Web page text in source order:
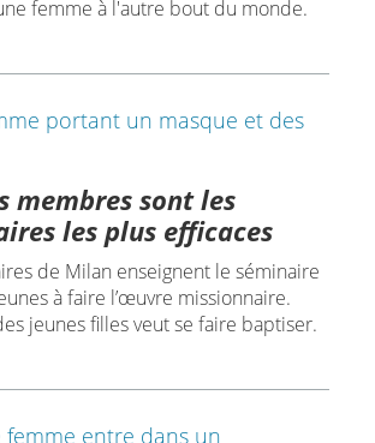
femme à l'autre bout du monde.
membres sont les
les plus efficaces
de Milan enseignent le séminaire
à faire l’œuvre missionnaire.
jeunes filles veut se faire baptiser.